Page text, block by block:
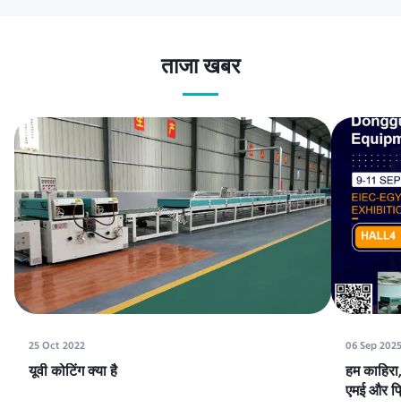
ताजा खबर
25 Oct 2022
यूवी कोटिंग क्या है
06 Sep 2025
हम
एमई और